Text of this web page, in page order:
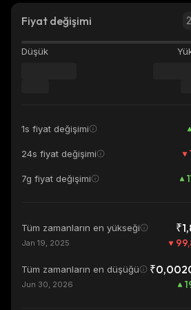
Fiyat değişimi
Düşük
1s fiyat değişimi
24s fiyat değişimi
7g fiyat değişimi
Tüm zamanların en yükseği
Jan 19, 2025
Tüm zamanların en düşüğü
Jun 30, 2026